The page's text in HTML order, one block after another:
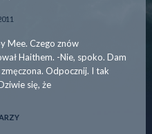
Mee. Czego znów
Haithem. -Nie, spoko. Dam
Odpocznij. I tak
się, że